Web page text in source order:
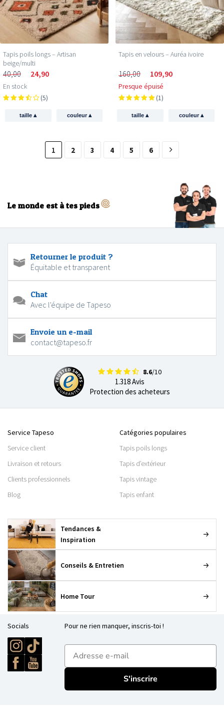
Tapis poils longs – Artisan
beige/multi
40,00 24,90
En stock
(5)
taille▴ couleur▴
Tapis en velours – Auréa ivoire
160,00 109,90
Presque épuisé
(1)
taille▴ couleur▴
1 2 3 4 5 6
Le monde est à tes pieds
Retourner le produit ?
Équitable et transparent
Chat
Avec l'équipe de Tapeso
Envoie un e-mail
contact@tapeso.fr
8.6/10
1.318 Avis
Protection des acheteurs
Service Tapeso
Service client
Livraison et retours
Clients professionnels
Blog
Catégories populaires
Tapis poils longs
Tapis d’extérieur
Tapis vintage
Tapis enfant
Tendances &
Inspiration
Conseils & Entretien
Home Tour
Socials Pour ne rien manquer, inscris-toi !
E-mailadres
S'inscrire